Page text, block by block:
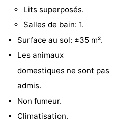
Piscines
Randonnée
Terrains
-
Lits superposés.
Salles de bain: 1.
Surface au sol: ±35 m².
Les animaux
domestiques ne sont pas
admis.
Non fumeur.
Climatisation.